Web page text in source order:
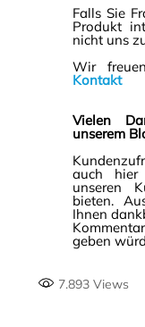
Falls Sie
Produkt
nicht uns
Wir
Kontakt
Vielen
unserem
auch
unseren
bieten.
Ihnen
geben
7.893Views